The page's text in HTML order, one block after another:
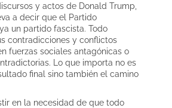
y actos de Donald Trump,
a decir que el Partido
un partido fascista. Todo
contradicciones y conflictos
fuerzas sociales antagónicas o
Lo que importa no es
final sino también el camino
en la necesidad de que todo